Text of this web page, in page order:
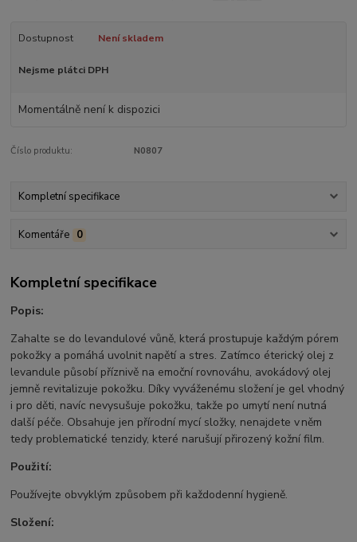
Dostupnost Není skladem
Nejsme plátci DPH
Momentálně není k dispozici
Číslo produktu: N0807
Kompletní specifikace
Komentáře 0
Kompletní specifikace
Popis:
Zahalte se do levandulové vůně, která prostupuje každým pórem
pokožky a pomáhá uvolnit napětí a stres. Zatímco éterický olej z
levandule působí příznivě na emoční rovnováhu, avokádový olej
jemně revitalizuje pokožku. Díky vyváženému složení je gel vhodný
i pro děti, navíc nevysušuje pokožku, takže po umytí není nutná
další péče. Obsahuje jen přírodní mycí složky, nenajdete v něm
tedy problematické tenzidy, které narušují přirozený kožní film.
Použití:
Používejte obvyklým způsobem při každodenní hygieně.
Složení: